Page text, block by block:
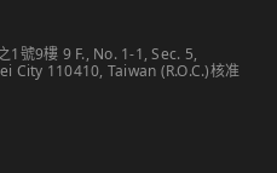
1號9樓 9 F., No. 1-1, Sec. 5,
City 110410, Taiwan (R.O.C.)核准